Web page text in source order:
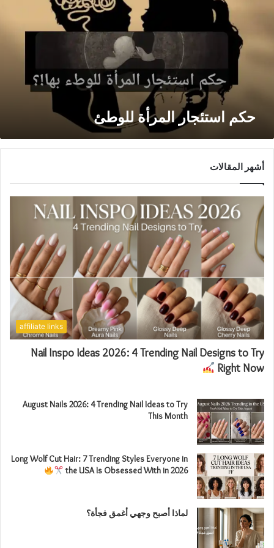
حكم استئجار المرأة للوطئ
أشهر المقالات
affiliate links
Nail Inspo Ideas 2026: 4 Trending Nail Designs to Try
Right Now
August Nails 2026: 4 Trending Nail Ideas to Try
This Month
Long Wolf Cut Hair: 7 Trending Styles Everyone in
the USA Is Obsessed With in 2026
لماذا أصبح وجهي أغمق فجأة؟